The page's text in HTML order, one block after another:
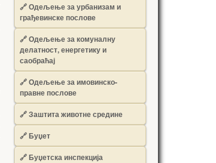
🔗Одељење за урбанизам и
грађевинске послове
🔗Одељење за комуналну
делатност, енергетику и
саобраћај
🔗Одељење за имовинско-
правне послове
🔗Заштита животне средине
🔗Буџет
🔗Буџетска инспекција